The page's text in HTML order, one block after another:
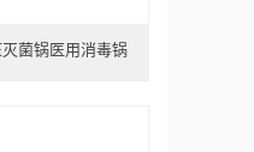
菌锅医用消毒锅